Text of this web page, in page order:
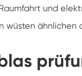
Kammer für kalte
und
wüsten ähnlichen